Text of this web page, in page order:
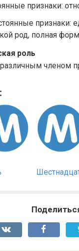
признаки:
признаки:
род, полная
роль
членом